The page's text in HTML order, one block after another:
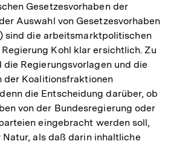
Gesetzesvorhaben der
Auswahl von Gesetzesvorhaben
sind die arbeitsmarktpolitischen
Kohl klar ersichtlich. Zu
Regierungsvorlagen und die
der Koalitionsfraktionen
die Entscheidung darüber, ob
von der Bundesregierung oder
eingebracht werden soll,
als daß darin inhaltliche
Zum